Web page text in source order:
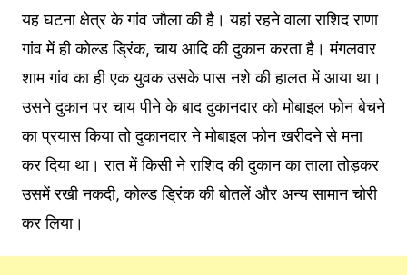
यह घटना क्षेत्र के गांव जौला की है। यहां रहने वाला राशिद राणा
गांव में ही कोल्ड ड्रिंक, चाय आदि की दुकान करता है। मंगलवार
शाम गांव का ही एक युवक उसके पास नशे की हालत में आया था।
उसने दुकान पर चाय पीने के बाद दुकानदार को मोबाइल फोन बेचने
का प्रयास किया तो दुकानदार ने मोबाइल फोन खरीदने से मना
कर दिया था। रात में किसी ने राशिद की दुकान का ताला तोड़कर
उसमें रखी नकदी, कोल्ड ड्रिंक की बोतलें और अन्य सामान चोरी
कर लिया।